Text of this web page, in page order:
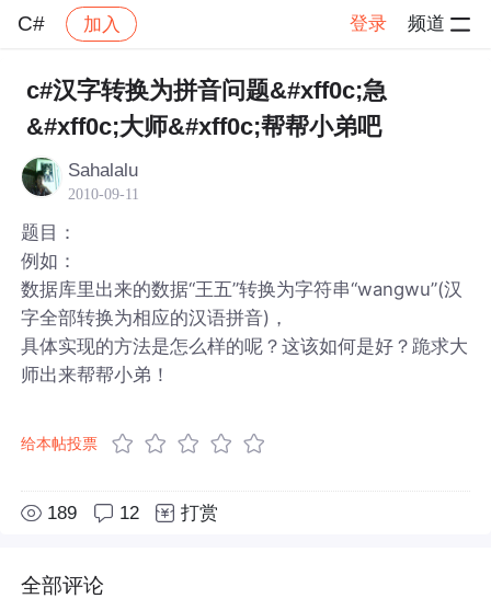
C# 加入 登录 频道
社区 C# 帖子详情
c#汉字转换为拼音问题&#xff0c;急
&#xff0c;大师&#xff0c;帮帮小弟吧
Sahalalu
2010-09-11
题目：
例如：
数据库里出来的数据“王五”转换为字符串“wangwu”(汉
字全部转换为相应的汉语拼音)，
具体实现的方法是怎么样的呢？这该如何是好？跪求大
师出来帮帮小弟！
给本帖投票
189 12 打赏
全部评论